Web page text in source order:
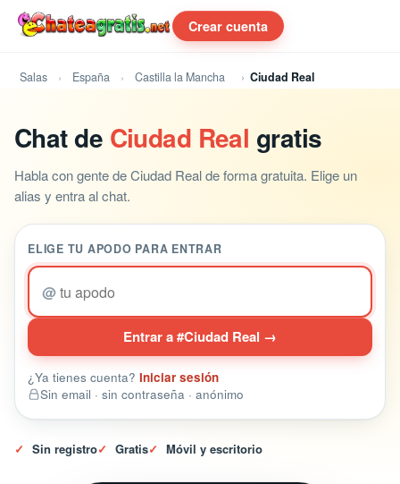
Crear cuenta
Salas España Castilla la Mancha Ciudad Real
Chat de Ciudad Real gratis
Habla con gente de Ciudad Real de forma gratuita. Elige un
alias y entra al chat.
ELIGE TU APODO PARA ENTRAR
@
Entrar a #Ciudad Real →
¿Ya tienes cuenta? Iniciar sesión
Sin email · sin contraseña · anónimo
✓ Sin registro✓ Gratis✓ Móvil y escritorio